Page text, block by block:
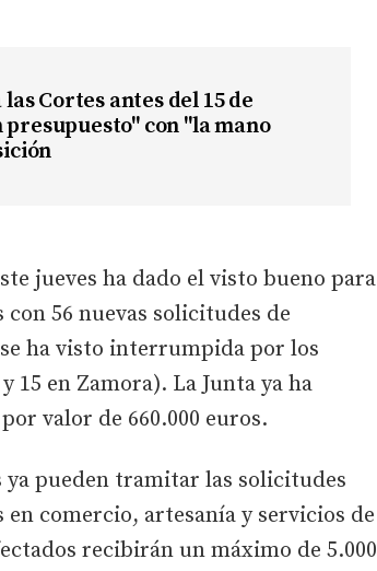
Cortes antes del 15 de
con "la mano
jueves ha dado el visto bueno para
56 nuevas solicitudes de
ha visto interrumpida por los
15 en Zamora). La Junta ya ha
valor de 660.000 euros.
ya pueden tramitar las solicitudes
comercio, artesanía y servicios de
recibirán un máximo de 5.000